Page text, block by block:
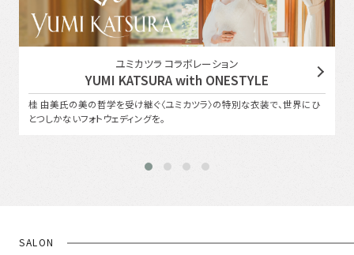
ユミカツラ コラボレーション
YUMI KATSURA with ONESTYLE
桂 由美氏の美の哲学を受け継ぐ〈ユミカツラ〉の特別な衣装で、世界にひ
とつしかないフォトウェディングを。
SALON